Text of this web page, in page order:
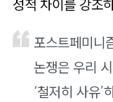
성적 차이를 강조
포스트페미니
논쟁은 우리
‘철저히 사유’